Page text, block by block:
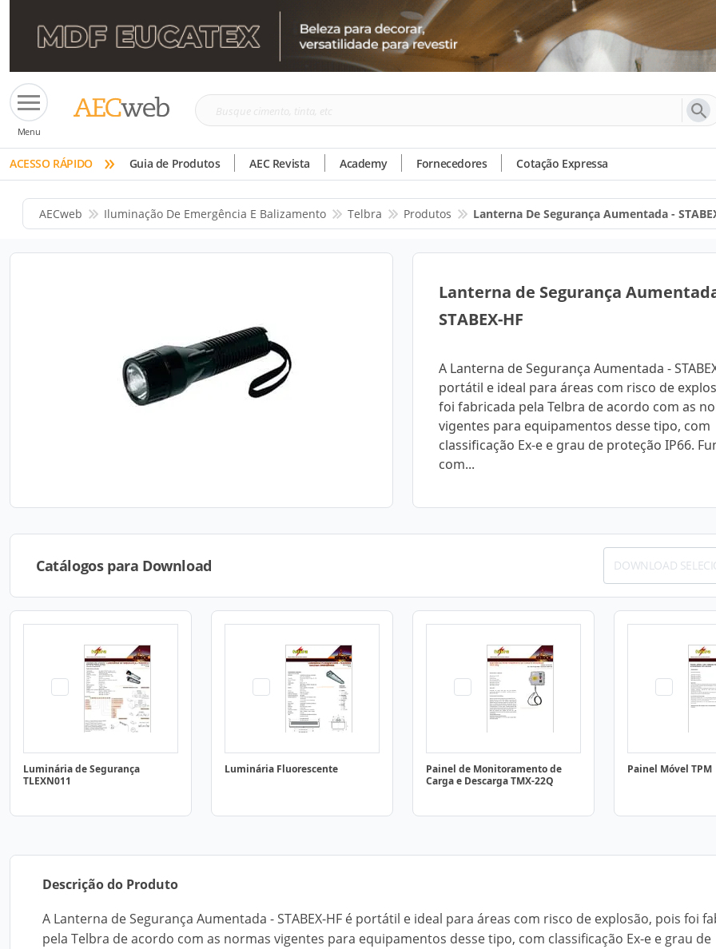
Menu
Busque
tinta,
etc
ACESSO RÁPIDO » Guia de Produtos AEC Revista Academy Fornecedores Cotação Expressa
AECweb Iluminação De Emergência E Balizamento Telbra Produtos Lanterna De Segurança Aumentada -
Lanterna de Segurança
STABEX-HF
A Lanterna de Segurança Aumentada -
portátil e ideal para áreas com risco de
foi fabricada pela Telbra de acordo com as
vigentes para equipamentos desse tipo, com
classificação Ex-e e grau de proteção IP66.
com...
Catálogos para Download DOWNLOAD
Luminária de Segurança
TLEXN011
Luminária Fluorescente
Painel de Monitoramento de
Carga e Descarga TMX-22Q
Painel Móvel TPM
Descrição do Produto
A Lanterna de Segurança Aumentada - STABEX-HF é portátil e ideal para áreas com risco de explosão, pois foi
pela Telbra de acordo com as normas vigentes para equipamentos desse tipo, com classificação Ex-e e grau de